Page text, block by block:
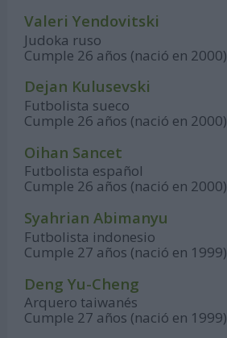
Valeri Yendovitski
Judoka ruso
Cumple 26 años (nació en 2000)
Dejan Kulusevski
Futbolista sueco
Cumple 26 años (nació en 2000)
Oihan Sancet
Futbolista español
Cumple 26 años (nació en 2000)
Syahrian Abimanyu
Futbolista indonesio
Cumple 27 años (nació en 1999)
Deng Yu-Cheng
Arquero taiwanés
Cumple 27 años (nació en 1999)